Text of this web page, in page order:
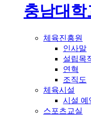
충남대
체육진흥원
인사말
설립목
연혁
조직도
체육시설
시설 예
스포츠교실